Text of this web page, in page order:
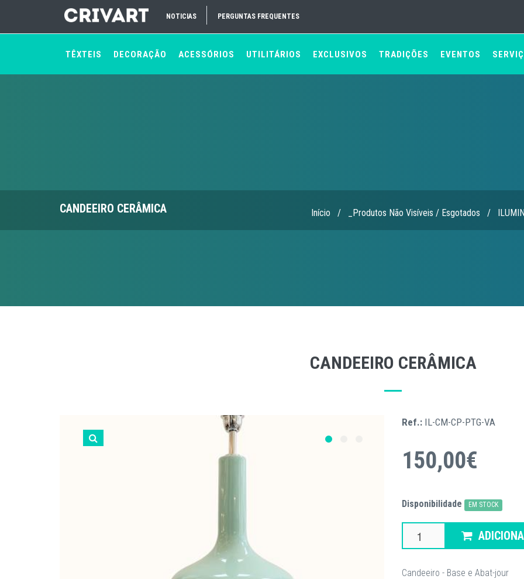
NOTICIAS PERGUNTAS FREQUENTES
TÊXTEIS DECORAÇÃO ACESSÓRIOS UTILITÁRIOS EXCLUSIVOS TRADIÇÕES EVENTOS
CANDEEIRO CERÂMICA Início / _Produtos Não Visíveis / Esgotados /
CANDEEIRO CERÂMICA
Ref.: IL-CM-CP-PTG-VA
150,00€
Disponibilidade EM STOCK
Candeeiro - Base e Abat-jour